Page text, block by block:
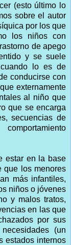
(esto último lo
sobre el autor
por los que
los niños con
de apego
y se suele
lo es de
conducirse con
externamente
al niño que
que se encarga
secuencias de
estar en la base
que los menores
más infantiles,
niños o jóvenes
y malos tratos,
en las que
por sus
(un
estados internos